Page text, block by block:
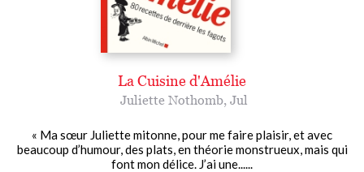
La Cuisine d'Amélie
Juliette Nothomb, Jul
« Ma sœur Juliette mitonne, pour me faire plaisir, et avec
beaucoup d’humour, des plats, en théorie monstrueux, mais qui
font mon délice. J’ai une......